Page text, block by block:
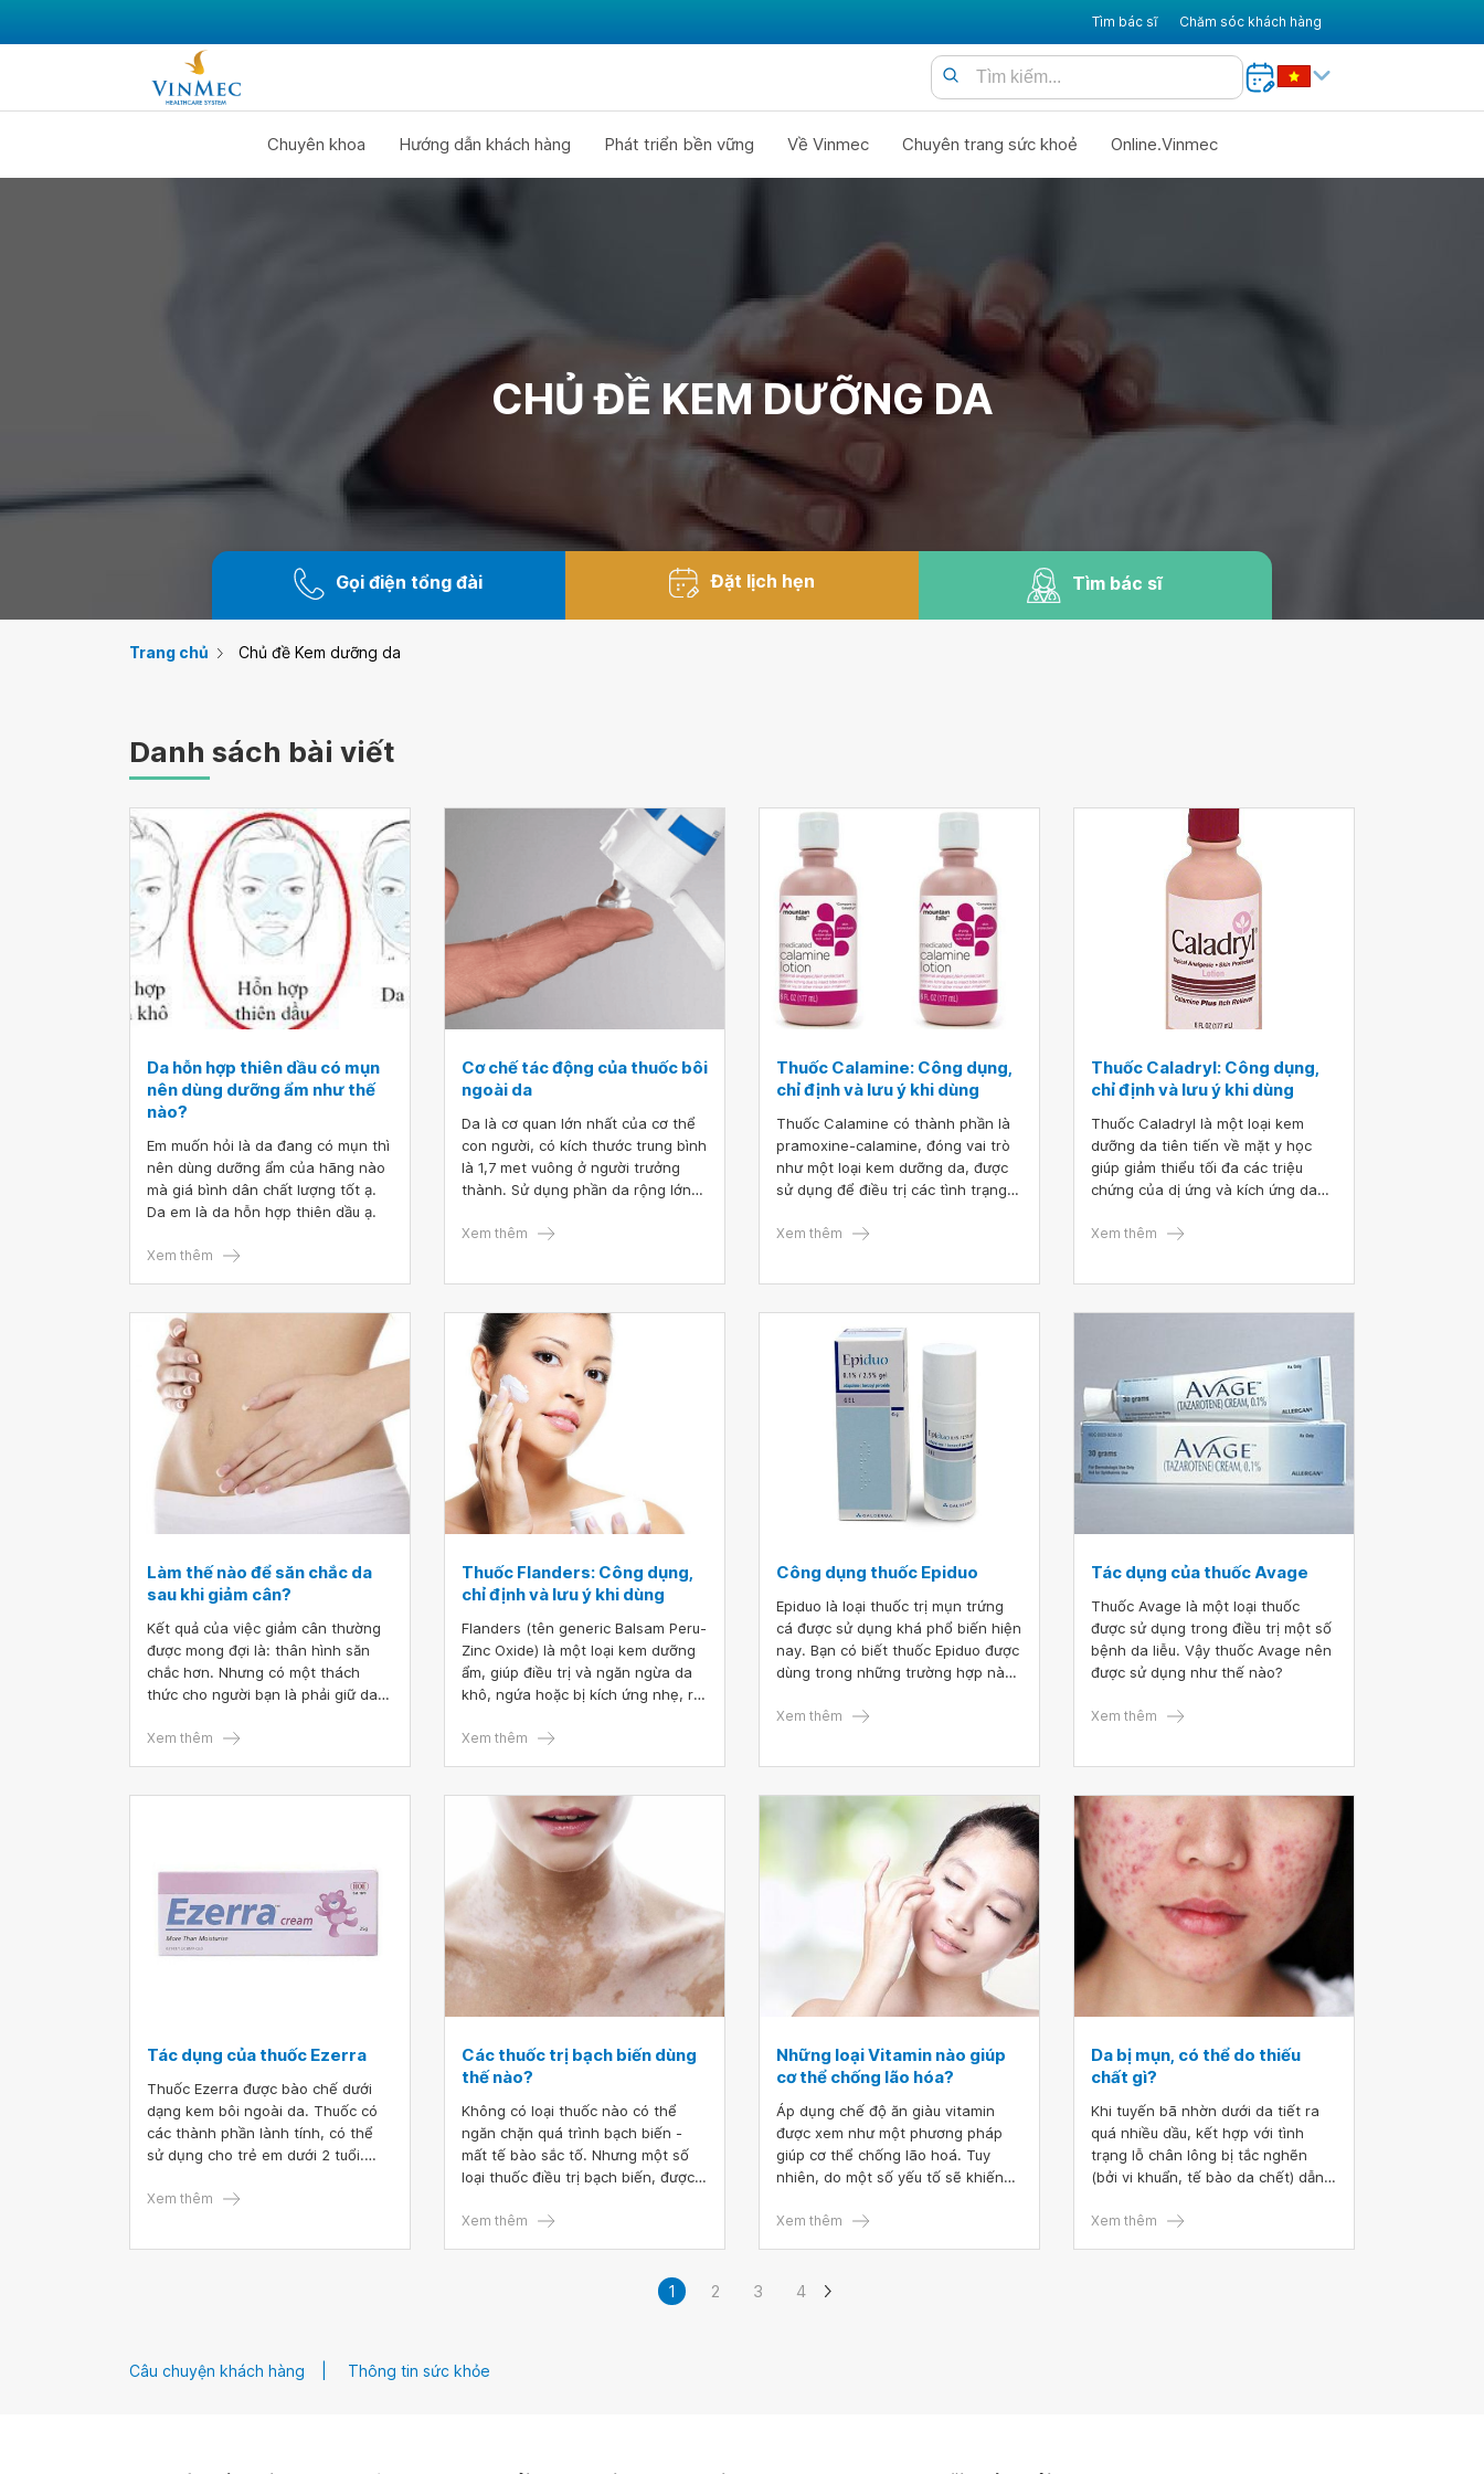
Tìm bác sĩ Chăm sóc khách hàng
Chuyên khoa Hướng dẫn khách hàng Phát triển bền vững Về Vinmec Chuyên trang sức khoẻ Online.Vinmec
CHỦ ĐỀ KEM DƯỠNG DA
Gọi điện tổng đài Đặt lịch hẹn Tìm bác sĩ
Trang chủ Chủ đề Kem dưỡng da
Danh sách bài viết
Da hỗn hợp thiên dầu có mụn
nên dùng dưỡng ẩm như thế
nào?
Em muốn hỏi là da đang có mụn thì
nên dùng dưỡng ẩm của hãng nào
mà giá bình dân chất lượng tốt ạ.
Da em là da hỗn hợp thiên dầu ạ.
Xem thêm
Cơ chế tác động của thuốc bôi
ngoài da
Da là cơ quan lớn nhất của cơ thể
con người, có kích thước trung bình
là 1,7 met vuông ở người trưởng
thành. Sử dụng phần da rộng lớn
thuốc dùng ngoài da để cung cấp
và những tiến bộ của khoa học
hiện đại ngày càng mang lại nhiều
lợi ích tiềm năng so với các đường
dùng thuốc truyền thống.
Xem thêm
Thuốc Calamine: Công dụng,
chỉ định và lưu ý khi dùng
Thuốc Calamine có thành phần là
pramoxine-calamine, đóng vai trò
như một loại kem dưỡng da, được
sử dụng để điều trị các tình trạng
Nguyên nhân của các tình trạng
kích ứng, làm mềm và dịu nhẹ cho
Xem thêm
Thuốc Caladryl: Công dụng,
chỉ định và lưu ý khi dùng
Thuốc Caladryl là một loại kem
dưỡng da tiên tiến về mặt y học
giúp giảm thiểu tối đa các triệu
chứng của dị ứng và kích ứng da
diphenhydramine, hydrochloride và
Xem thêm
Làm thế nào để săn chắc da
sau khi giảm cân?
Kết quả của việc giảm cân thường
được mong đợi là: thân hình săn
chắc hơn. Nhưng có một thách
thức cho người bạn là phải giữ da
này có thể gây khó chịu, bực bội và
Xem thêm
Thuốc Flanders: Công dụng,
chỉ định và lưu ý khi dùng
Flanders (tên generic Balsam Peru-
Zinc Oxide) là một loại kem dưỡng
ẩm, giúp điều trị và ngăn ngừa da
khô, ngứa hoặc bị kích ứng nhẹ, rất
động bằng cách tạo một lớp dầu ở
Xem thêm
Công dụng thuốc Epiduo
Epiduo là loại thuốc trị mụn trứng
cá được sử dụng khá phổ biến hiện
nay. Bạn có biết thuốc Epiduo được
dùng trong những trường hợp nào?
xảy ra trong quá trình dùng thuốc
Xem thêm
Tác dụng của thuốc Avage
Thuốc Avage là một loại thuốc
được sử dụng trong điều trị một số
bệnh da liễu. Vậy thuốc Avage nên
được sử dụng như thế nào?
Xem thêm
Tác dụng của thuốc Ezerra
Thuốc Ezerra được bào chế dưới
dạng kem bôi ngoài da. Thuốc có
các thành phần lành tính, có thể
sử dụng cho trẻ em dưới 2 tuổi.
các triệu chứng mẩn ngứa, mẫn
Xem thêm
Các thuốc trị bạch biến dùng
thế nào?
Không có loại thuốc nào có thể
ngăn chặn quá trình bạch biến -
mất tế bào sắc tố. Nhưng một số
loại thuốc điều trị bạch biến, được
liệu pháp ánh sáng, có thể giúp
thuốc bôi thích hợp dựa trên kích
thước, kiểu và vị trí của các mảng
laser để tăng cường hiệu quả của
Xem thêm
Những loại Vitamin nào giúp
cơ thể chống lão hóa?
Áp dụng chế độ ăn giàu vitamin
được xem như một phương pháp
giúp cơ thể chống lão hoá. Tuy
nhiên, do một số yếu tố sẽ khiến
độ ăn không đủ theo nhu cầu
D, E, K, C từ các sản phẩm bổ sung
Xem thêm
Da bị mụn, có thể do thiếu
chất gì?
Khi tuyến bã nhờn dưới da tiết ra
quá nhiều dầu, kết hợp với tình
trạng lỗ chân lông bị tắc nghẽn
(bởi vi khuẩn, tế bào da chết) dẫn
mụn trứng cá. Có nhiều nguyên
Xem thêm
1 2 3 4
Câu chuyện khách hàng Thông tin sức khỏe